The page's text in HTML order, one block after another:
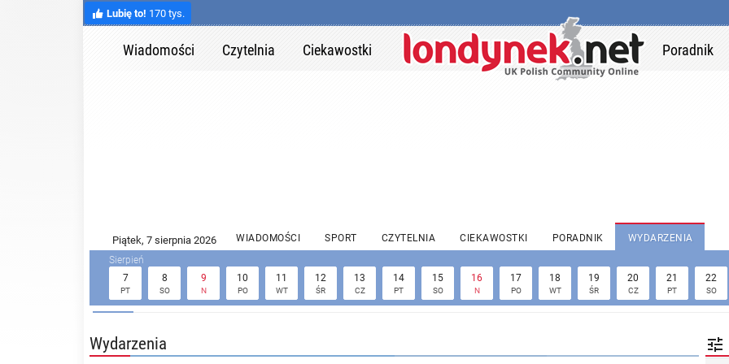
Lubię to! 170 tys.
Wiadomości Czytelnia Ciekawostki Poradnik
WIADOMOŚCI SPORT CZYTELNIA CIEKAWOSTKI PORADNIK WYDARZENIA
7
PT
8
SO
9
N
10
PO
11
WT
12
ŚR
13
CZ
14
PT
15
SO
16
N
17
PO
18
WT
19
ŚR
20
CZ
21
PT
22
SO

Wydarzenia